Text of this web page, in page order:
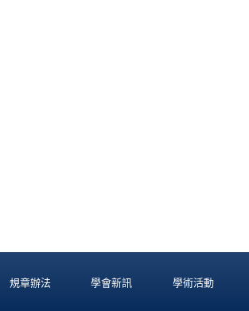
規章辦法 學會新訊 學術活動